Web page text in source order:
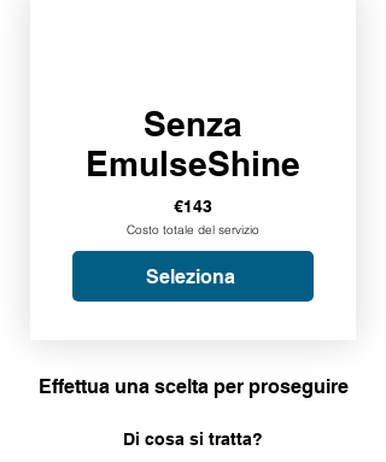
Senza
EmulseShine
€143
Costo totale del servizio
Seleziona
Effettua una scelta per proseguire
Di cosa si tratta?